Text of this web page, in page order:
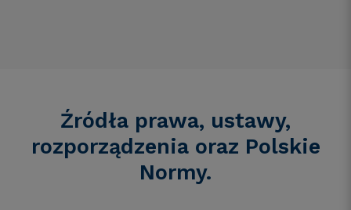
Źródła prawa, ustawy,
rozporządzenia oraz Polskie
Normy.